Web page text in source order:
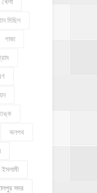
খেলা
মিছিল
গাজা
জনপথ
ইসলামী
সদর